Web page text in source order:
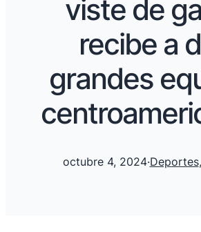
viste de
recibe a
grandes
octubre 4, 2024·Deportes,